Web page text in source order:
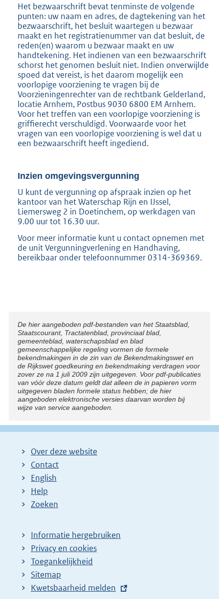
Het bezwaarschrift bevat tenminste de volgende
punten: uw naam en adres, de dagtekening van het
bezwaarschrift, het besluit waartegen u bezwaar
maakt en het registratienummer van dat besluit, de
reden(en) waarom u bezwaar maakt en uw
handtekening. Het indienen van een bezwaarschrift
schorst het genomen besluit niet. Indien onverwijlde
spoed dat vereist, is het daarom mogelijk een
voorlopige voorziening te vragen bij de
Voorzieningenrechter van de rechtbank Gelderland,
locatie Arnhem, Postbus 9030 6800 EM Arnhem.
Voor het treffen van een voorlopige voorziening is
griffierecht verschuldigd. Voorwaarde voor het
vragen van een voorlopige voorziening is wel dat u
een bezwaarschrift heeft ingediend.
Inzien omgevingsvergunning
U kunt de vergunning op afspraak inzien op het
kantoor van het Waterschap Rijn en IJssel,
Liemersweg 2 in Doetinchem, op werkdagen van
9.00 uur tot 16.30 uur.
Voor meer informatie kunt u contact opnemen met
de unit Vergunningverlening en Handhaving,
bereikbaar onder telefoonnummer 0314-369369.
Disclaimer
De hier aangeboden pdf-bestanden van het Staatsblad,
Staatscourant, Tractatenblad, provinciaal blad,
gemeenteblad, waterschapsblad en blad
gemeenschappelijke regeling vormen de formele
bekendmakingen in de zin van de Bekendmakingswet en
de Rijkswet goedkeuring en bekendmaking verdragen voor
zover ze na 1 juli 2009 zijn uitgegeven. Voor pdf-publicaties
van vóór deze datum geldt dat alleen de in papieren vorm
uitgegeven bladen formele status hebben; de hier
aangeboden elektronische versies daarvan worden bij
wijze van service aangeboden.
Over deze website
Contact
English
Help
Zoeken
Informatie hergebruiken
Privacy en cookies
Toegankelijkheid
Sitemap
E
Kwetsbaarheid melden